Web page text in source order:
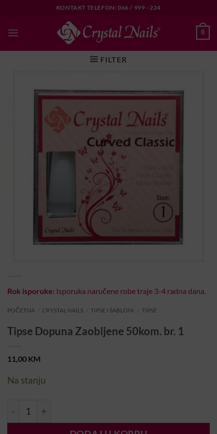
content
KONTAKT TELEFON: 066 / 999 - 224
0
FILTER
Rok isporuke: Isporuka naručene robe traje 3-4 radna dana.
POČETNA CRYSTAL NAILS TIPSE I ŠABLONI TIPSE
Tipse Dopuna Zaobljene 50kom. br. 1
11,00 KM
Na stanju
Tipse Dopuna Zaobljene 50kom. br. 1 količina